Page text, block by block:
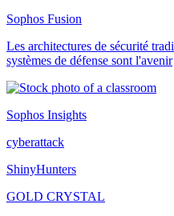
Sophos Fusion
Les architectures de sécurité
systèmes de défense sont l'avenir
Sophos Insights
cyberattack
ShinyHunters
GOLD CRYSTAL